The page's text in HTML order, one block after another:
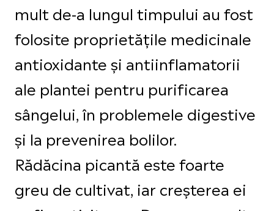
mult de-a lungul timpului au fost
folosite proprietățile medicinale
antioxidante și antiinflamatorii
ale plantei pentru purificarea
sângelui, în problemele digestive
și la prevenirea bolilor.
Rădăcina picantă este foarte
greu de cultivat, iar creșterea ei